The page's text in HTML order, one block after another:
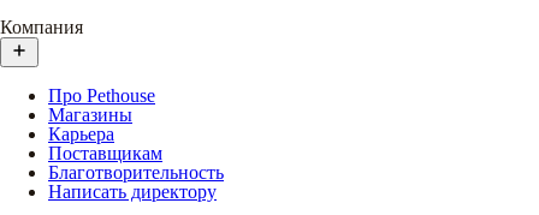
Компания
Про Pethouse
Магазины
Карьера
Поставщикам
Благотворительность
Написать директору